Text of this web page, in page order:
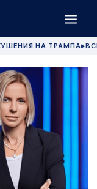
НА ТРАМПА▶